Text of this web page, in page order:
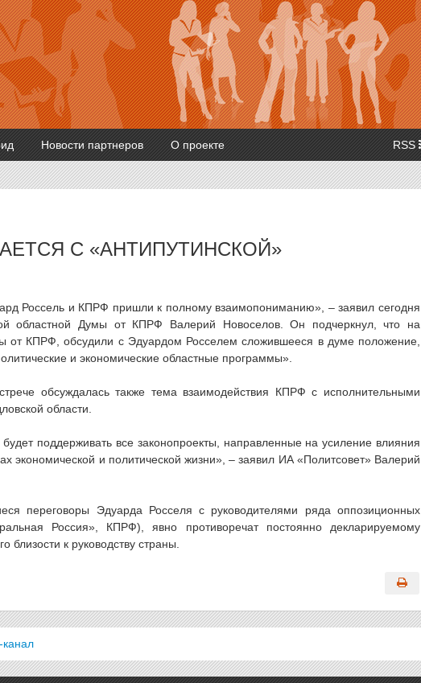
Новости партнеров О проекте RSS
С «АНТИПУТИНСКОЙ»
Россель и КПРФ пришли к полному взаимопониманию», – заявил сегодня
областной Думы от КПРФ Валерий Новоселов. Он подчеркнул, что на
от КПРФ, обсудили с Эдуардом Росселем сложившееся в думе положение,
и экономические областные программы».
обсуждалась также тема взаимодействия КПРФ с исполнительными
области.
поддерживать все законопроекты, направленные на усиление влияния
экономической и политической жизни», – заявил ИА «Политсовет» Валерий
переговоры Эдуарда Росселя с руководителями ряда оппозиционных
Россия», КПРФ), явно противоречат постоянно декларируемому
близости к руководству страны.